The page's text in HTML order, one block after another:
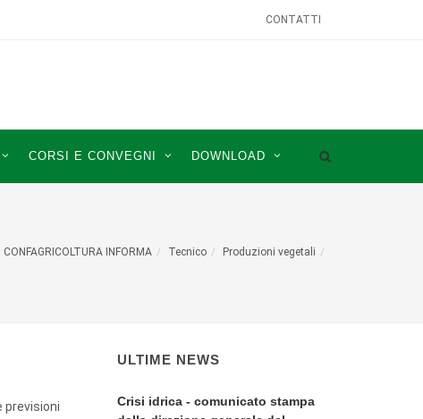
CONTATTI
CORSI E CONVEGNI DOWNLOAD
CONFAGRICOLTURA INFORMA Tecnico Produzioni vegetali
previsioni
ULTIME NEWS
Crisi idrica - comunicato stampa